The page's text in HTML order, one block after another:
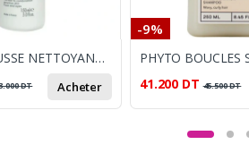
AVENE MOUSSE NETTOYANTE 150ML
DT Acheter
-9%
41.200 DT 45.500DT